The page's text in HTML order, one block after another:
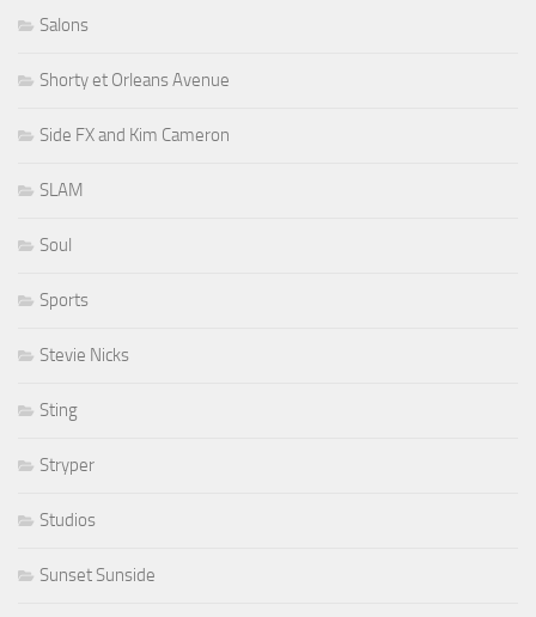
Salons
Shorty et Orleans Avenue
Side FX and Kim Cameron
SLAM
Soul
Sports
Stevie Nicks
Sting
Stryper
Studios
Sunset Sunside